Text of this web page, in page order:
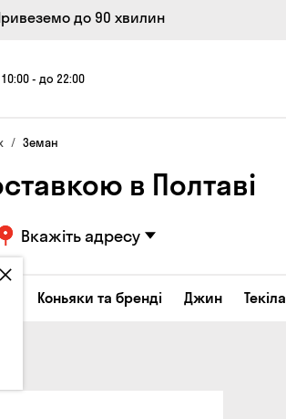
до 90 хвилин
- до 22:00
Земан
в Полтаві
Вкажіть адресу
Коньяки та бренді Джин Текіла